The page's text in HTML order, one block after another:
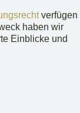
verfügen
haben wir
Einblicke und